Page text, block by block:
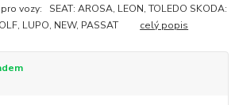
vozy: SEAT: AROSA, LEON, TOLEDO SKODA:
LUPO, NEW, PASSAT celý popis